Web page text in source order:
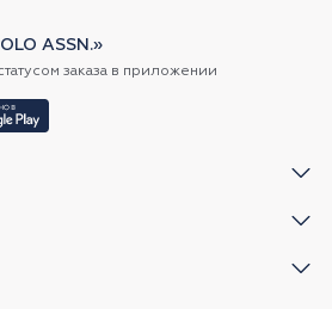
ASSN.»
заказа в приложении